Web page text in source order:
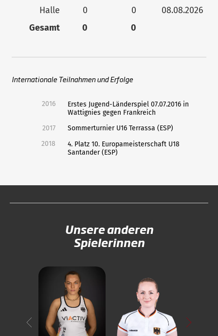
Halle
0 0
08.08.2026
Gesamt
0 0
Internationale Teilnahmen und Erfolge
2016
Erstes Jugend-Länderspiel 07.07.2016 in
Wattignies gegen Frankreich
2017
Sommerturnier U16 Terrassa (ESP)
2018
4. Platz 10. Europameisterschaft U18
Santander (ESP)
Unsere anderen
Spielerinnen